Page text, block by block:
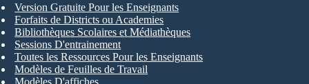
Version Gratuite Pour les Enseignants
Forfaits de Districts ou Academies
Bibliothèques Scolaires et Médiathèques
Sessions D'entrainement
Toutes les Ressources Pour les Enseignants
Modèles de Feuilles de Travail
Modèles D'affiches